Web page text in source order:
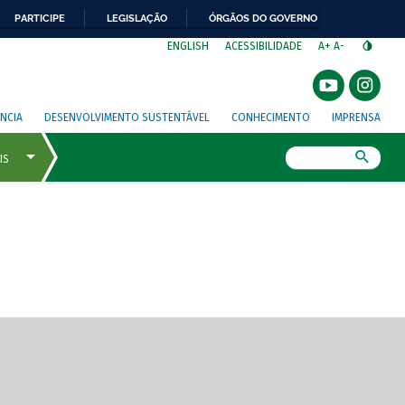
PARTICIPE LEGISLAÇÃO ÓRGÃOS DO GOVERNO
ENGLISH ACESSIBILIDADE A+ A-
DESENVOLVIMENTO SUSTENTÁVEL CONHECIMENTO IMPRENSA
de tela